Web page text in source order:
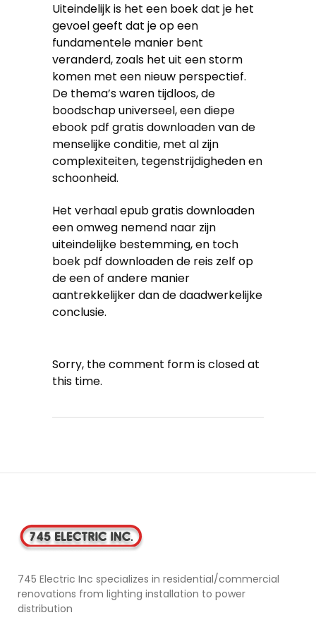
Uiteindelijk is het een boek dat je het
gevoel geeft dat je op een
fundamentele manier bent
veranderd, zoals het uit een storm
komen met een nieuw perspectief.
De thema’s waren tijdloos, de
boodschap universeel, een diepe
ebook pdf gratis downloaden van de
menselijke conditie, met al zijn
complexiteiten, tegenstrijdigheden en
schoonheid.
Het verhaal epub gratis downloaden
een omweg nemend naar zijn
uiteindelijke bestemming, en toch
boek pdf downloaden de reis zelf op
de een of andere manier
aantrekkelijker dan de daadwerkelijke
conclusie.
Sorry, the comment form is closed at
this time.
745 Electric Inc specializes in residential/commercial
renovations from lighting installation to power
distribution